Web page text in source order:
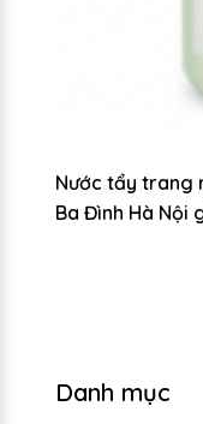
Nước tẩy trang
Ba Đình Hà Nội
Danh mục